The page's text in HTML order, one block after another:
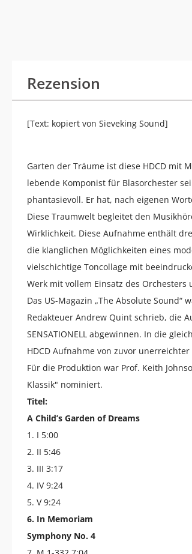
Rezension
[Text: kopiert von Sieveking Sound]
Garten der Träume ist diese HDCD mit
lebende Komponist für Blasorchester
phantasievoll. Er hat, nach eigenen
Diese Traumwelt begleitet den
Wirklichkeit. Diese Aufnahme enthält
die klanglichen Möglichkeiten eines
vielschichtige Toncollage mit
Werk mit vollem Einsatz des Orchesters
Das US-Magazin „The Absolute Sound“
Redakteuer Andrew Quint schrieb, die
SENSATIONELL abgewinnen. In die
HDCD Aufnahme von zuvor
Für die Produktion war Prof. Keith
Klassik" nominiert.
Titel:
A Child’s Garden of Dreams
1. I 5:00
2. II 5:46
3. III 3:17
4. IV 9:24
5. V 9:24
6. In Memoriam
Symphony No. 4